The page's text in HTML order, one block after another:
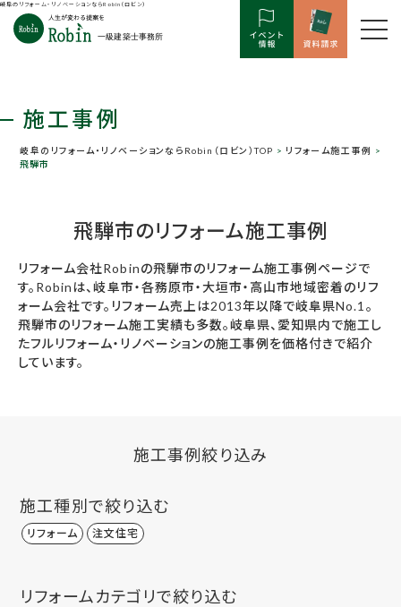
岐阜のリフォーム・リノベーションならRobin（ロビン）
施工事例
岐阜のリフォーム・リノベーションならRobin（ロビン）TOP > リフォーム施工事例 >
飛騨市
飛騨市のリフォーム施工事例
リフォーム会社Robinの飛騨市のリフォーム施工事例ページで
す。Robinは、岐阜市・各務原市・大垣市・高山市地域密着のリフ
ォーム会社です。リフォーム売上は2013年以降で岐阜県No.1。
飛騨市のリフォーム施工実績も多数。岐阜県、愛知県内で施工し
たフルリフォーム・リノベーションの施工事例を価格付きで紹介
しています。
施工事例絞り込み
施工種別で絞り込む
リフォーム 注文住宅
リフォームカテゴリで絞り込む